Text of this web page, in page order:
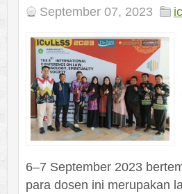
September 07, 2023
6–7 September 2023
para dosen ini merupakan